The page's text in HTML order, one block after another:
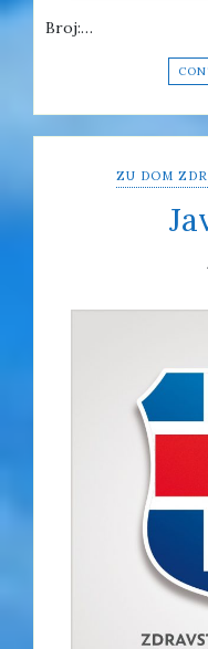
Broj:…
ZU DOM